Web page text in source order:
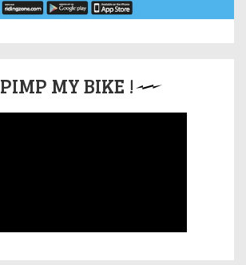
PIMP MY BIKE !